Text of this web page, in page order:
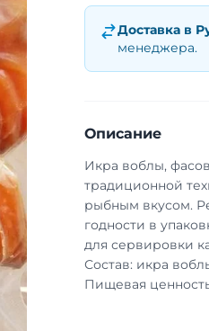
Доставка в
менеджера.
Описание
Икра воблы,
традиционной
рыбным вкусом.
годности в
для сервировки
Состав: икра
Пищевая